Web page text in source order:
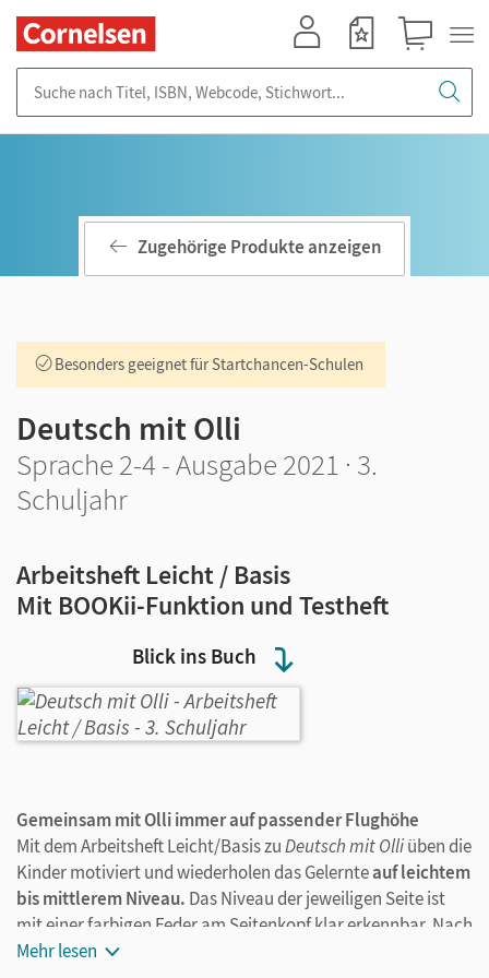
Blick ins Buch
Zugehörige Produkte anzeigen
Besonders geeignet für Startchancen-Schulen
Deutsch mit Olli
Sprache 2-4 - Ausgabe 2021 · 3.
Schuljahr
Arbeitsheft Leicht / Basis
Mit BOOKii-Funktion und Testheft
Gemeinsam mit Olli immer auf passender Flughöhe
Mit dem Arbeitsheft Leicht/Basis zuDeutsch mit Olliüben die
Kinder motiviert und wiederholen das Gelernteauf leichtem
bis mittlerem Niveau. Das Niveau der jeweiligen Seite ist
mit einer farbigen Feder am Seitenkopf klar erkennbar. Nach
Bearbeitung der leichten Arbeitsheftseite sind die Kinder auf
Mehr lesen